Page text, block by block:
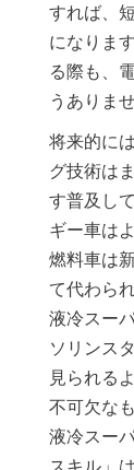
すれば、
になりま
る際も、
うありませ
将来的に
グ技術は
す普及し
ギー車は
燃料車は
て代わら
液冷スー
ソリンス
見られる
不可欠な
液冷スー
スキル」